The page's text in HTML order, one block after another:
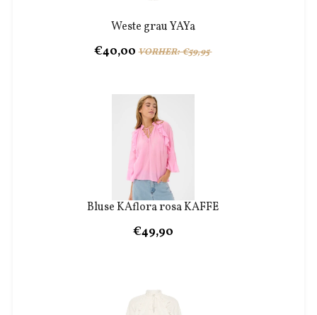
Weste grau YAYa
€40,00 VORHER: €59,95
Bluse KAflora rosa KAFFE
€49,90